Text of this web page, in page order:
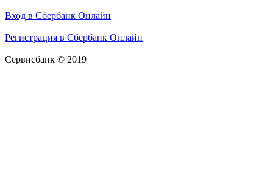
Вход в Сбербанк Онлайн
Регистрация в Сбербанк Онлайн
Сервисбанк © 2019